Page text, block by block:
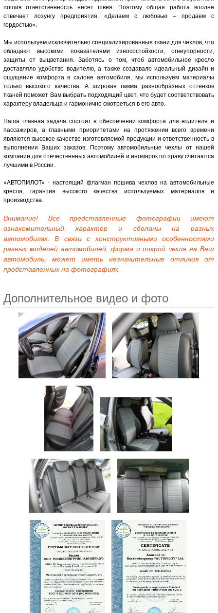
пошив ответственность несет швея. Поэтому общая работа вполне
отвечает лозунгу предприятия: «Делаем с любовью – продаем с
гордостью».
Мы используем исключительно специализированные ткани для чехлов, что
обладают высокими показателями износостойкости, огнеупорности,
защиты от выцветания. Заботясь о том, чтоб автомобильное кресло
доставляло удобство водителю, а также создавало идеальный дизайн и
ощущение комфорта в салоне автомобиля, мы используем материалы
только высокого качества. А широкая гамма разнообразных оттенков
тканей поможет Вам выбрать подходящий цвет, что будет соответствовать
характеру владельца и гармонично смотреться в его авто.
Наша главная задача состоит в обеспечении комфорта для водителя и
пассажиров, а главными приоритетами на протяжении всего времени
являются высокое качество изготовляемой продукции и ответственность в
выполнении Ваших заказов. Поэтому автомобильные чехлы от нашей
компании для отечественных автомобилей и иномарок по праву считаются
лучшими в России.
«АВТОПИЛОТ» - настоящий флагман пошива чехлов на автомобильные
кресла, гарантия высокого качества используемых материалов и
производства.
Внимание! Все представленные фотографии имеют
ознакомительный характер и сделаны на разных
автомобилях. В связи с конструктивными особенностями
разных моделей автомобилей, форма и покрой чехла на Ваш
автомобиль, может иметь незначительные отличия от
представленных на фотографиях.
Дополнительное видео и фото